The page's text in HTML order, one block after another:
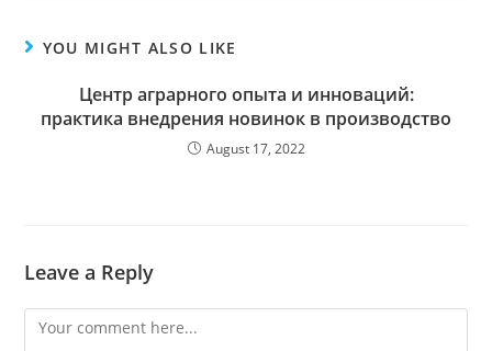
YOU MIGHT ALSO LIKE
Центр аграрного опыта и инноваций:
практика внедрения новинок в производство
August 17, 2022
Leave a Reply